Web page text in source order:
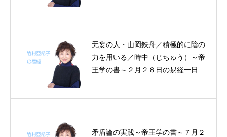
无妄の人・山岡鉄舟／積極的に陰の
力を用いる／時中（じちゅう）～帝
王学の書～２月２８日の易経一日一
矛盾論の実践～帝王学の書～７月２